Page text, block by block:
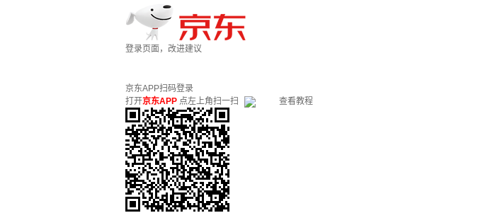
登录页面，改进建议
京东APP扫码登录
打开京东APP 点左上角扫一扫 查看教程